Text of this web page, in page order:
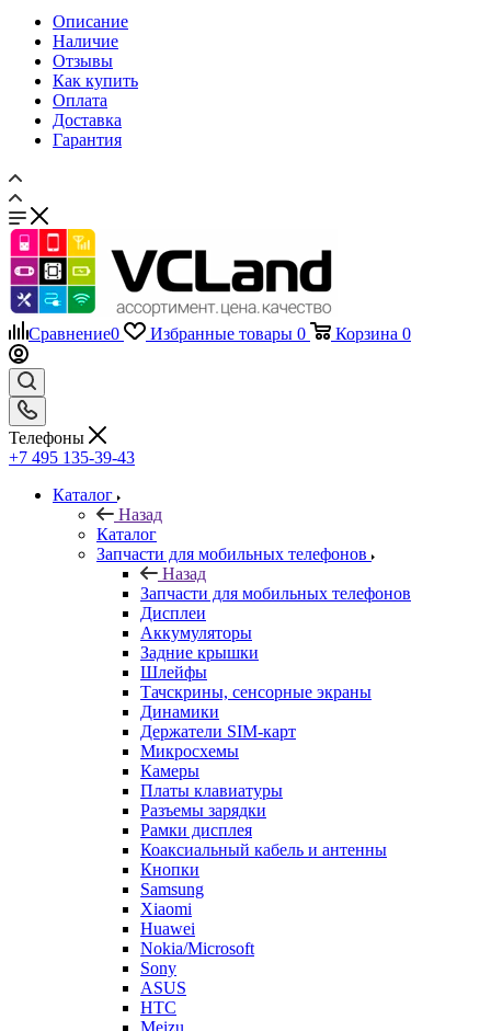
Описание
Наличие
Отзывы
Как купить
Оплата
Доставка
Гарантия
Сравнение0 Избранные товары 0 Корзина 0
Телефоны
+7 495 135-39-43
Каталог
Назад
Каталог
Запчасти для мобильных телефонов
Назад
Запчасти для мобильных телефонов
Дисплеи
Аккумуляторы
Задние крышки
Шлейфы
Тачскрины, сенсорные экраны
Динамики
Держатели SIM-карт
Микросхемы
Камеры
Платы клавиатуры
Разъемы зарядки
Рамки дисплея
Коаксиальный кабель и антенны
Кнопки
Samsung
Xiaomi
Huawei
Nokia/Microsoft
Sony
ASUS
HTC
Meizu